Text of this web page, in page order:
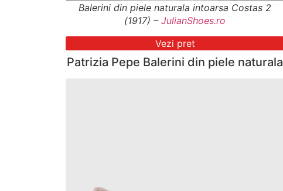
Balerini din piele naturala intoarsa Costas 2
(1917) –JulianShoes.ro
Vezi pret
Patrizia Pepe Balerini din piele naturala